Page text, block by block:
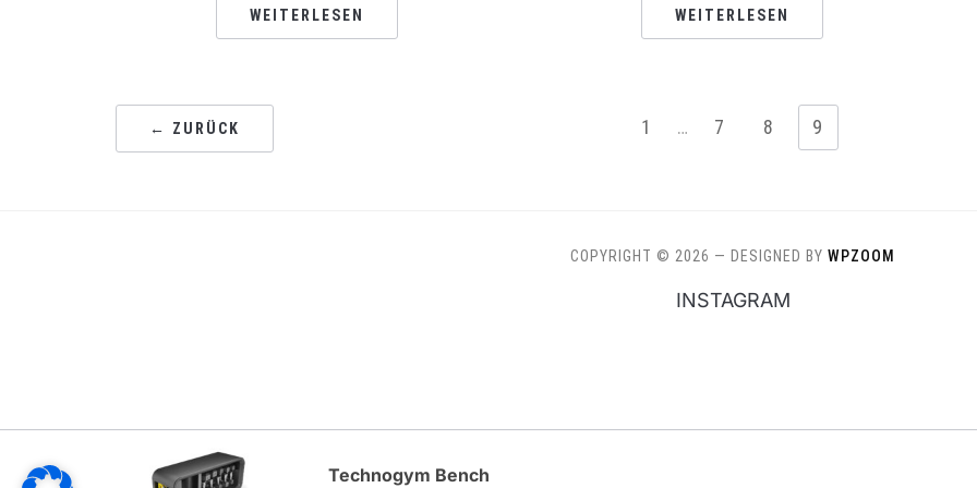
WEITERLESEN WEITERLESEN
← ZURÜCK 1 … 7 8 9
COPYRIGHT © 2026 — DESIGNED BY WPZOOM
INSTAGRAM
Technogym Bench